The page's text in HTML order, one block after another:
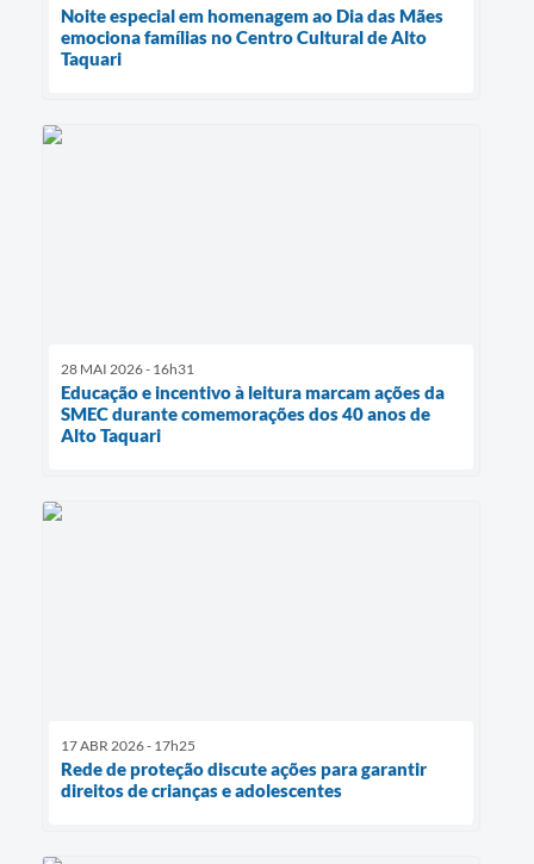
Noite especial em homenagem ao Dia das Mães
emociona famílias no Centro Cultural de Alto
Taquari
28 MAI 2026 - 16h31
Educação e incentivo à leitura marcam ações da
SMEC durante comemorações dos 40 anos de
Alto Taquari
17 ABR 2026 - 17h25
Rede de proteção discute ações para garantir
direitos de crianças e adolescentes